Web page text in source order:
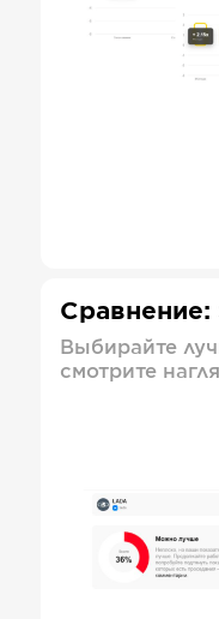
Сравнение:
Выбирайте
смотрите